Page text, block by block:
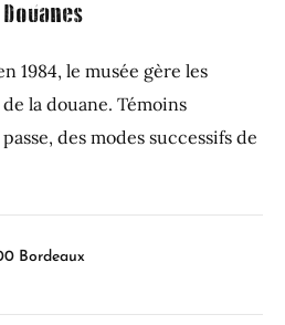
1984, le musée gère les
la douane. Témoins
des modes successifs de
Bordeaux